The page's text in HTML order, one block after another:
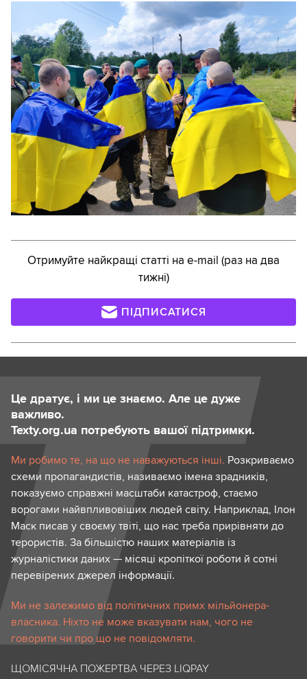
Отримуйте найкращі статті на e-mail (раз на два
тижні)
ПІДПИСАТИСЯ
Це дратує, і ми це знаємо. Але це дуже
важливо.
Texty.org.ua потребують вашої підтримки.
Ми робимо те, на що не наважуються інші. Розкриваємо
схеми пропагандистів, називаємо імена зрадників,
показуємо справжні масштаби катастроф, стаємо
ворогами найвпливовіших людей світу. Наприклад, Ілон
Маск писав у своєму твіті, що нас треба прирівняти до
терористів. За більшістю наших матеріалів із
журналістики даних — місяці кропіткої роботи й сотні
перевірених джерел інформації.
Ми не залежимо від політичних примх мільйонера-
власника. Ніхто не може вказувати нам, чого не
говорити чи про що не повідомляти.
ЩОМІСЯЧНА ПОЖЕРТВА ЧЕРЕЗ LIQPAY